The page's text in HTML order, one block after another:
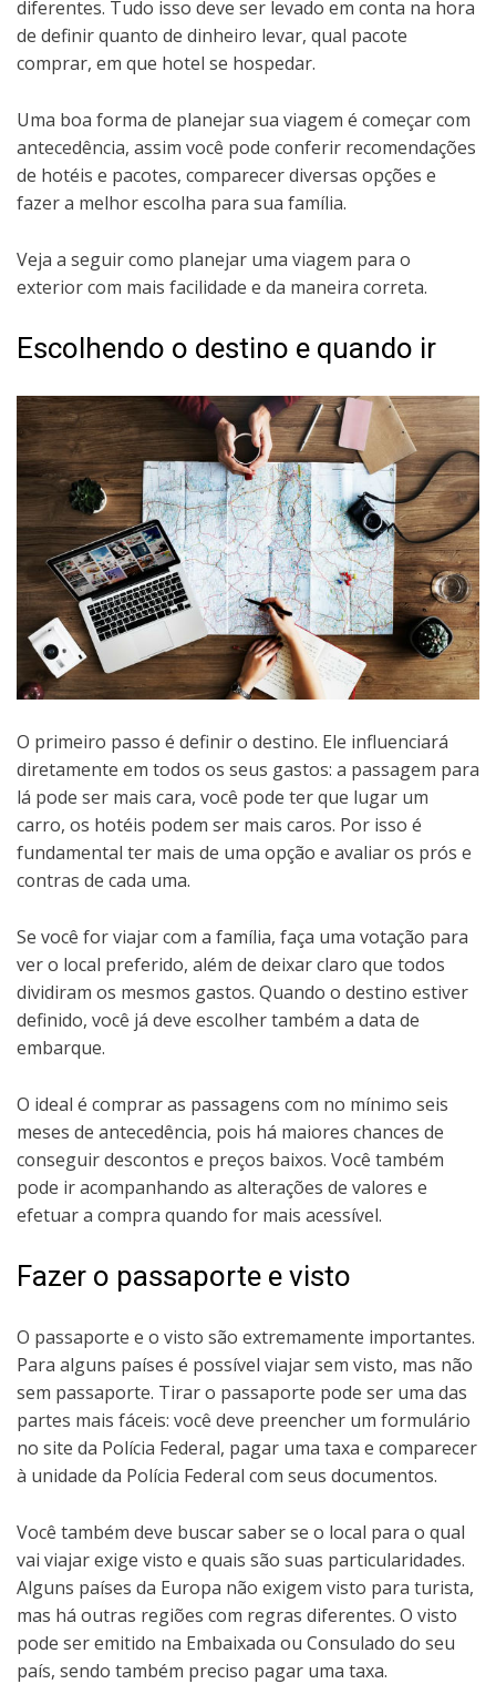
diferentes. Tudo isso deve ser levado em conta na hora
de definir quanto de dinheiro levar, qual pacote
comprar, em que hotel se hospedar.
Uma boa forma de planejar sua viagem é começar com
antecedência, assim você pode conferir recomendações
de hotéis e pacotes, comparecer diversas opções e
fazer a melhor escolha para sua família.
Veja a seguir como planejar uma viagem para o
exterior com mais facilidade e da maneira correta.
Escolhendo o destino e quando ir
O primeiro passo é definir o destino. Ele influenciará
diretamente em todos os seus gastos: a passagem para
lá pode ser mais cara, você pode ter que lugar um
carro, os hotéis podem ser mais caros. Por isso é
fundamental ter mais de uma opção e avaliar os prós e
contras de cada uma.
Se você for viajar com a família, faça uma votação para
ver o local preferido, além de deixar claro que todos
dividiram os mesmos gastos. Quando o destino estiver
definido, você já deve escolher também a data de
embarque.
O ideal é comprar as passagens com no mínimo seis
meses de antecedência, pois há maiores chances de
conseguir descontos e preços baixos. Você também
pode ir acompanhando as alterações de valores e
efetuar a compra quando for mais acessível.
Fazer o passaporte e visto
O passaporte e o visto são extremamente importantes.
Para alguns países é possível viajar sem visto, mas não
sem passaporte. Tirar o passaporte pode ser uma das
partes mais fáceis: você deve preencher um formulário
no site da Polícia Federal, pagar uma taxa e comparecer
à unidade da Polícia Federal com seus documentos.
Você também deve buscar saber se o local para o qual
vai viajar exige visto e quais são suas particularidades.
Alguns países da Europa não exigem visto para turista,
mas há outras regiões com regras diferentes. O visto
pode ser emitido na Embaixada ou Consulado do seu
país, sendo também preciso pagar uma taxa.